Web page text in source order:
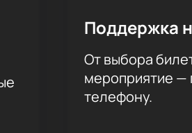
Поддержка
От выбора
мероприятие —
телефону.